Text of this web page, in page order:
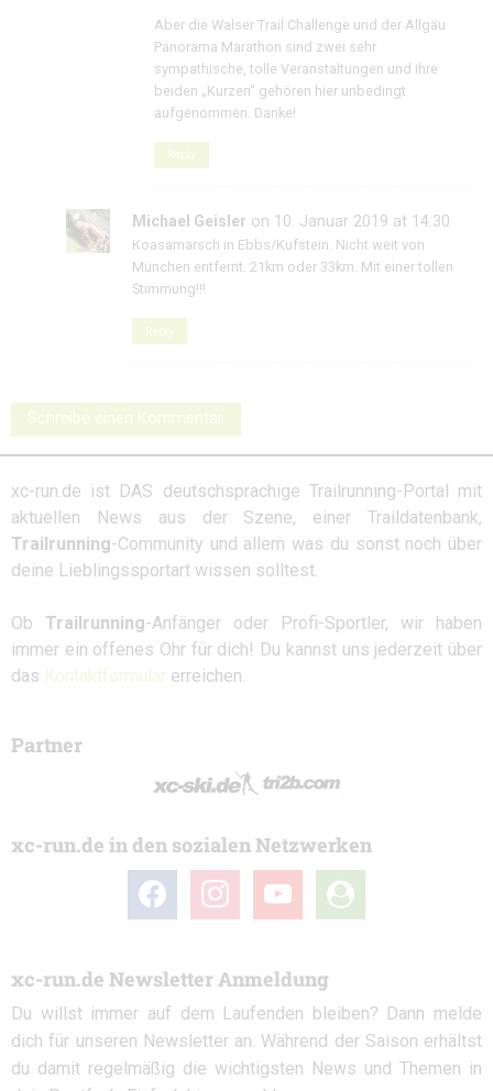
Aber die Walser Trail Challenge und der Allgäu
Panorama Marathon sind zwei sehr
sympathische, tolle Veranstaltungen und ihre
beiden „Kurzen“ gehören hier unbedingt
aufgenommen. Danke!
Reply
Michael Geisler on 10. Januar 2019 at 14:30
Koasamarsch in Ebbs/Kufstein. Nicht weit von
München entfernt. 21km oder 33km. Mit einer tollen
Stimmung!!!
Reply
Schreibe einen Kommentar
xc-run.de ist DAS deutschsprachige Trailrunning-Portal mit
aktuellen News aus der Szene, einer Traildatenbank,
Trailrunning-Community und allem was du sonst noch über
deine Lieblingssportart wissen solltest.
Ob Trailrunning-Anfänger oder Profi-Sportler, wir haben
immer ein offenes Ohr für dich! Du kannst uns jederzeit über
das Kontaktformular erreichen.
Partner
xc-run.de in den sozialen Netzwerken
facebook instagram youtube
user-
circle
xc-run.de Newsletter Anmeldung
Du willst immer auf dem Laufenden bleiben? Dann melde
dich für unseren Newsletter an. Während der Saison erhältst
du damit regelmäßig die wichtigsten News und Themen in